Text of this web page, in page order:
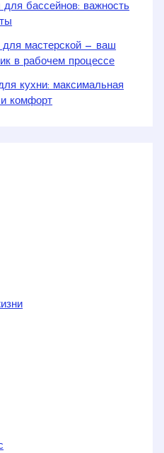
бассейнов: важность
мастерской — ваш
в рабочем процессе
кухни: максимальная
комфорт